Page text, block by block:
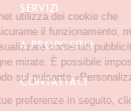
Il nostro sito Internet
consentono di
frequentazione,
realizzare campagne
preferenze cliccando sul
Per modificare le tue
SERVIZI
E-Carta regalo
Pagamento
Spedizione
Resi
Confezione regalo
A PROPOSITO
Domande frequenti
Punti di vendita
CONTATTACI